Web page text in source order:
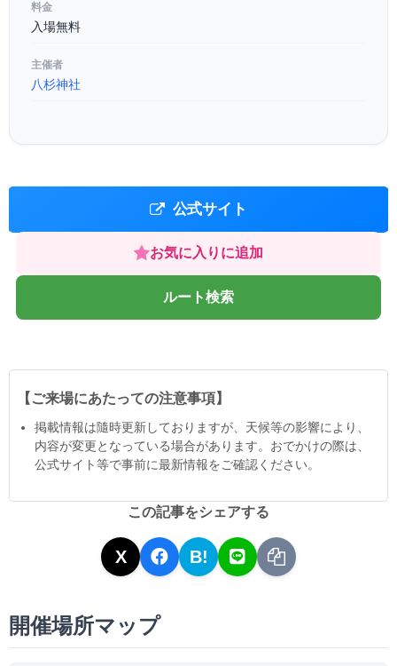
料金
入場無料
主催者
八杉神社
公式サイト
お気に入りに追加
ルート検索
【ご来場にあたっての注意事項】
掲載情報は隨時更新しておりますが、天候等の影響により、
内容が変更となっている場合があります。おでかけの際は、
公式サイト等で事前に最新情報をご確認ください。
この記事をシェアする
X B!
開催場所マップ